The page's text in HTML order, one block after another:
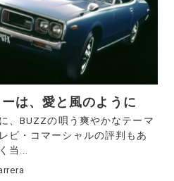
は、愛と風のように
、BUZZの唄う爽やかなテーマ
ビ・コマーシャルの評判もあ
当...